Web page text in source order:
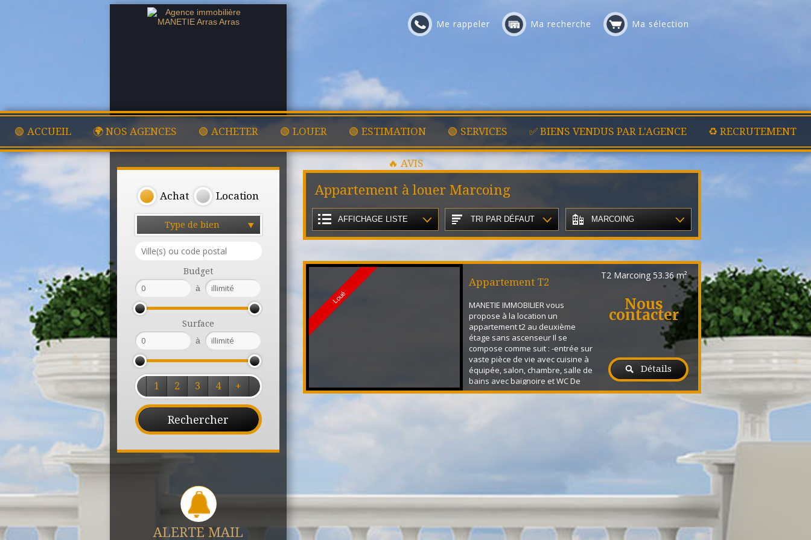
Me rappeler Ma recherche Ma sélection
🟢 ACCUEIL 🌍 NOS AGENCES 🟢 ACHETER 🟢 LOUER 🟢 ESTIMATION 🟢 SERVICES ✅ BIENS VENDUS PAR L'AGENCE ♻️ RECRUTEMENT
🔥 AVIS
Achat Location
Type de bien
Budget
à
Surface
à
1 2 3 4 +
ALERTE MAIL
Appartement à louer Marcoing
AFFICHAGE LISTE TRI PAR DÉFAUT MARCOING
Loué
Appartement T2
MANETIE IMMOBILIER vous
propose à la location un
appartement t2 au deuxième
étage sans ascenseur Il se
compose comme suit : -entrée sur
vaste pièce de vie avec cuisine à
équipée, salon, chambre, salle de
bains avec baignoire et WC De
plus : Stationnement extérieur
T2 Marcoing 53.36 m²
Nous
contacter
Détails